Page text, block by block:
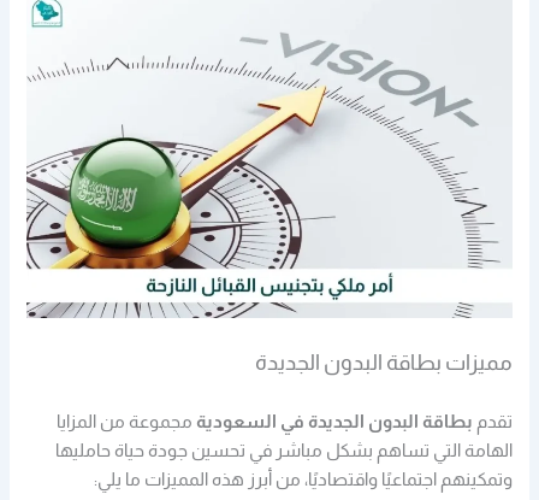
مميزات بطاقة البدون الجديدة
تقدم بطاقة البدون الجديدة في السعودية مجموعة من المزايا
الهامة التي تساهم بشكل مباشر في تحسين جودة حياة حامليها
وتمكينهم اجتماعيًا واقتصاديًا، من أبرز هذه المميزات ما يلي: